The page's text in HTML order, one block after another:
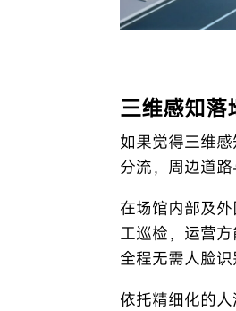
三维感知落
如果觉得三维
分流，周边道
在场馆内部及
工巡检，运营
全程无需人脸识
依托精细化的